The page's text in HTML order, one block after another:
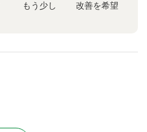
もう少し 改善を希望